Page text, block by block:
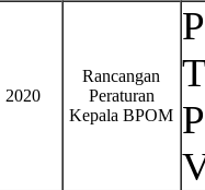
2020
Rancangan
Peraturan
Kepala BPOM